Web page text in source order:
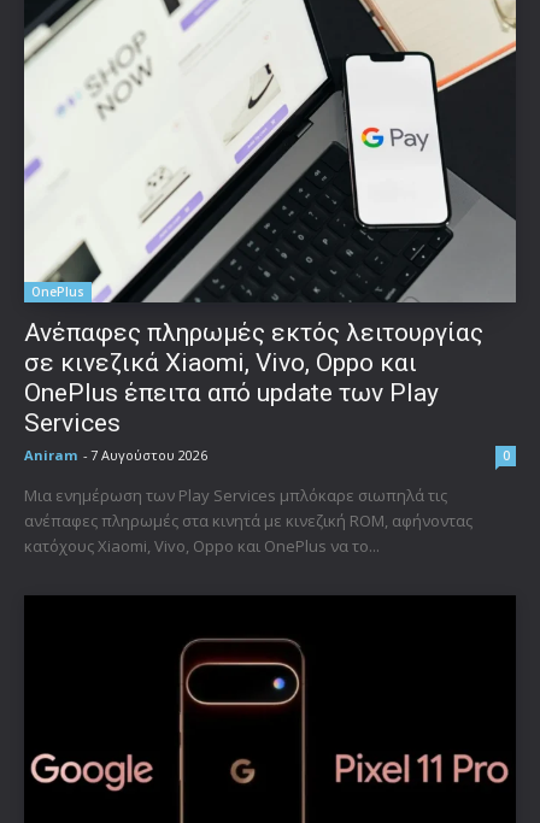
OnePlus
Ανέπαφες πληρωμές εκτός λειτουργίας
σε κινεζικά Xiaomi, Vivo, Oppo και
OnePlus έπειτα από update των Play
Services
Aniram - 7 Αυγούστου 2026 0
Μια ενημέρωση των Play Services μπλόκαρε σιωπηλά τις
ανέπαφες πληρωμές στα κινητά με κινεζική ROM, αφήνοντας
κατόχους Xiaomi, Vivo, Oppo και OnePlus να το...